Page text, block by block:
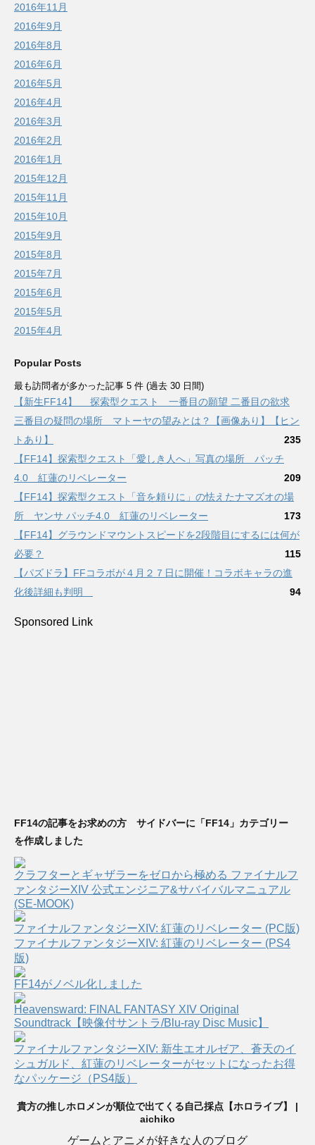
2016年11月
2016年9月
2016年8月
2016年6月
2016年5月
2016年4月
2016年3月
2016年2月
2016年1月
2015年12月
2015年11月
2015年10月
2015年9月
2015年8月
2015年7月
2015年6月
2015年5月
2015年4月
Popular Posts
最も訪問者が多かった記事 5 件 (過去 30 日間)
【新生FF14】 探索型クエスト 一番目の願望 二番目の欲求
三番目の疑問の場所 マトーヤの望みとは？【画像あり】【ヒン
トあり】
235
【FF14】探索型クエスト「愛しき人へ」写真の場所 パッチ
4.0 紅蓮のリベレーター
209
【FF14】探索型クエスト「音を頼りに」の怯えたナマズオの場
所 ヤンサ パッチ4.0 紅蓮のリベレーター
173
【FF14】グラウンドマウントスピードを2段階目にするには何が
必要？
115
【パズドラ】FFコラボが４月２７日に開催！コラボキャラの進
化後詳細も判明
94
Sponsored Link
FF14の記事をお求めの方 サイドバーに「FF14」カテゴリー
を作成しました
クラフターとギャザラーをゼロから極める ファイナルフ
ァンタジーXIV 公式エンジニア&サバイバルマニュアル
(SE-MOOK)
ファイナルファンタジーXIV: 紅蓮のリベレーター (PC版)
ファイナルファンタジーXIV: 紅蓮のリベレーター (PS4
版)
FF14がノベル化しました
Heavensward: FINAL FANTASY XIV Original
Soundtrack【映像付サントラ/Blu-ray Disc Music】
ファイナルファンタジーXIV: 新生エオルゼア、蒼天のイ
シュガルド、紅蓮のリベレーターがセットになったお得
なパッケージ（PS4版）
貴方の推しホロメンが順位で出てくる自己採点【ホロライブ】 |
aichiko
ゲームとアニメが好きな人のブログ